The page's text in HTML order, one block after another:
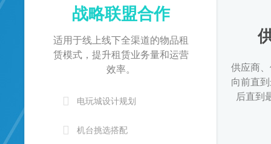
战略联盟合作
适用于线上线下全渠道的物品租
赁模式，提升租赁业务量和运营
效率。
 电玩城设计规划
 机台挑选搭配
供应商
向前直
后直到